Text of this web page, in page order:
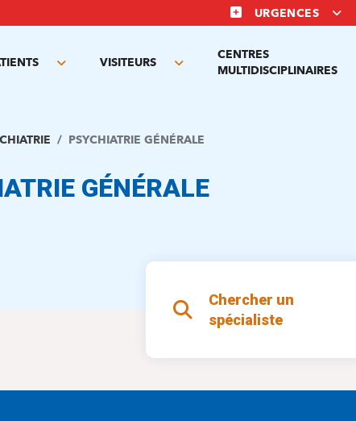
URGENCES
Toggle
VISITEURS
Toggle
CENTRES
MULTIDISCIPLINAIRES
PSYCHIATRIE GÉNÉRALE
GÉNÉRALE
Chercher un
spécialiste